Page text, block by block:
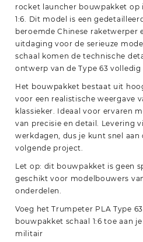
rocket launcher bouwpakket op
1:6. Dit model is een
beroemde Chinese raketwerper
uitdaging voor de serieuze
schaal komen de technische
ontwerp van de Type 63
Het bouwpakket bestaat uit
voor een realistische weergave
klassieker. Ideaal voor ervaren
van precisie en detail. Levering
werkdagen, dus je kunt snel
volgende project.
Let op: dit bouwpakket is geen
geschikt voor modelbouwers
onderdelen.
Voeg het Trumpeter PLA Type
bouwpakket schaal 1:6 toe aan
militair